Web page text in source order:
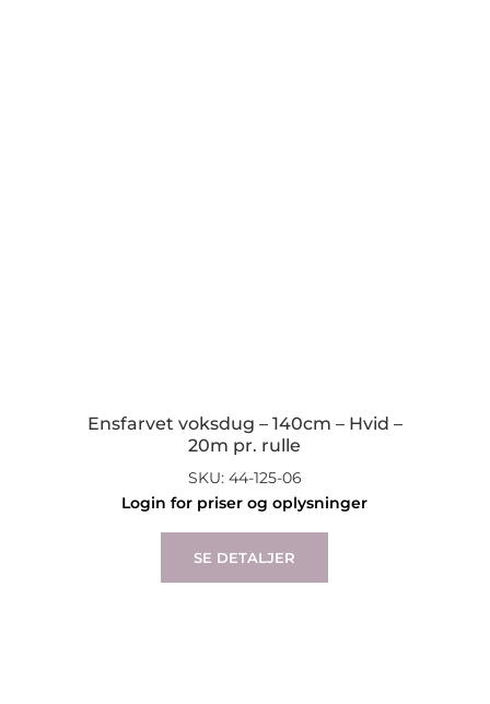
Ensfarvet voksdug – 140cm – Hvid –
20m pr. rulle
SKU: 44-125-06
Login for priser og oplysninger
SE DETALJER